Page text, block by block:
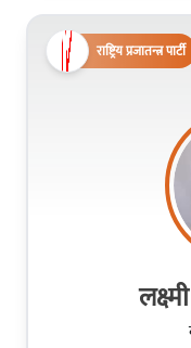
राष्ट्रिय प्रजातन्त्र पार्टी